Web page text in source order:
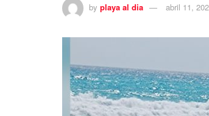
by playa al dia abril 11,